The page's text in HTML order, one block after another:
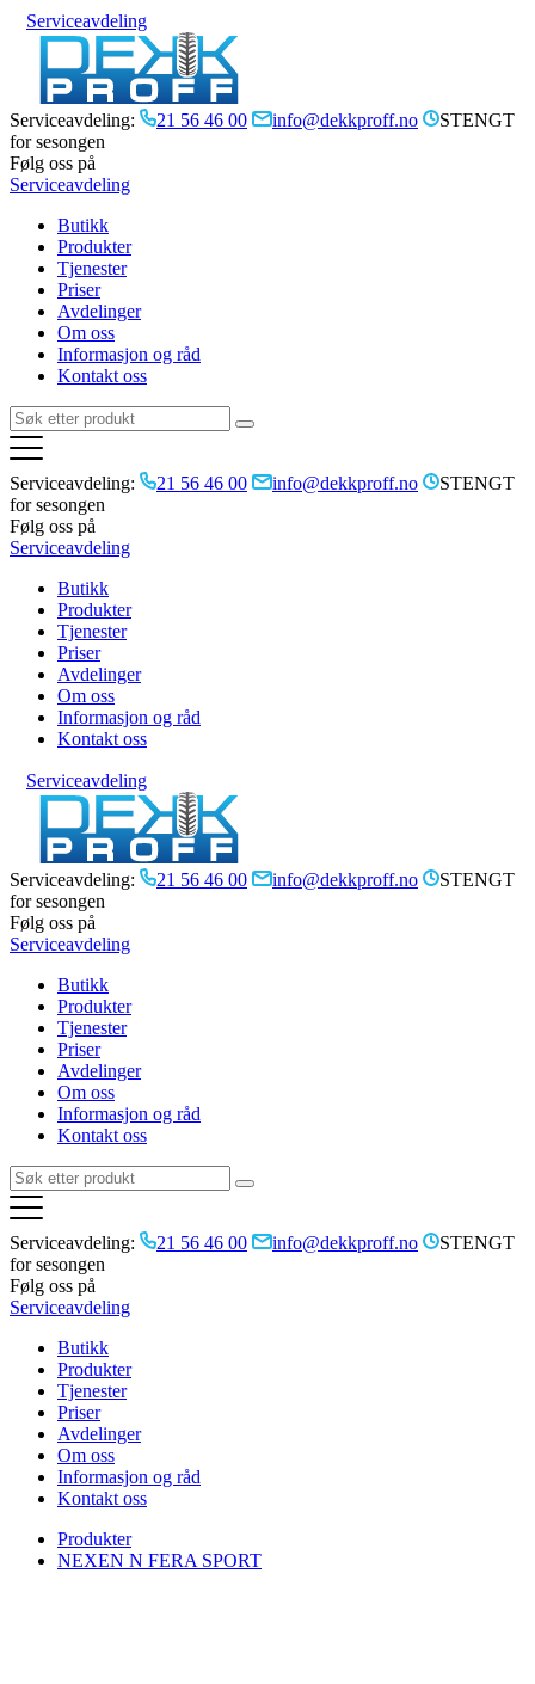
Serviceavdeling
Serviceavdeling: 21 56 46 00 info@dekkproff.no
STENGT
for sesongen
Følg oss på
Serviceavdeling
Butikk
Produkter
Tjenester
Priser
Avdelinger
Om oss
Informasjon og råd
Kontakt oss
Serviceavdeling: 21 56 46 00 info@dekkproff.no
STENGT
for sesongen
Følg oss på
Serviceavdeling
Butikk
Produkter
Tjenester
Priser
Avdelinger
Om oss
Informasjon og råd
Kontakt oss
Serviceavdeling
Serviceavdeling: 21 56 46 00 info@dekkproff.no
STENGT
for sesongen
Følg oss på
Serviceavdeling
Butikk
Produkter
Tjenester
Priser
Avdelinger
Om oss
Informasjon og råd
Kontakt oss
Serviceavdeling: 21 56 46 00 info@dekkproff.no
STENGT
for sesongen
Følg oss på
Serviceavdeling
Butikk
Produkter
Tjenester
Priser
Avdelinger
Om oss
Informasjon og råd
Kontakt oss
Produkter
NEXEN N FERA SPORT